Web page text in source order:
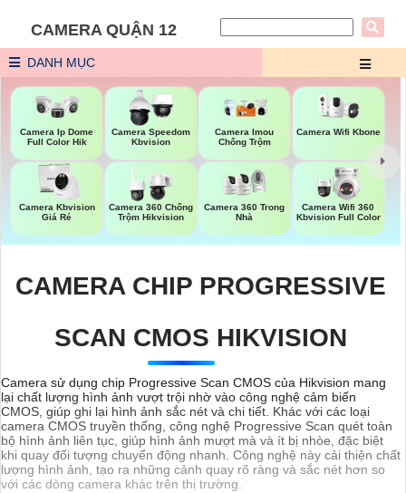
CAMERA QUẬN 12
DANH MỤC
Camera Ip Dome
Full Color Hik
Camera Speedom
Kbvision
Camera Imou
Chống Trộm
Camera Wifi Kbone
Camera Kbvision
Giá Rẻ
Camera 360 Chống
Trộm Hikvision
Camera 360 Trong
Nhà
Camera Wifi 360
Kbvision Full Color
CAMERA CHIP PROGRESSIVE
SCAN CMOS HIKVISION
Camera sử dụng chip Progressive Scan CMOS của Hikvision mang
lại chất lượng hình ảnh vượt trội nhờ vào công nghệ cảm biến
CMOS, giúp ghi lại hình ảnh sắc nét và chi tiết. Khác với các loại
camera CMOS truyền thống, công nghệ Progressive Scan quét toàn
bộ hình ảnh liên tục, giúp hình ảnh mượt mà và ít bị nhòe, đặc biệt
khi quay đối tượng chuyển động nhanh. Công nghệ này cải thiện chất
lượng hình ảnh, tạo ra những cảnh quay rõ ràng và sắc nét hơn so
với các dòng camera khác trên thị trường.